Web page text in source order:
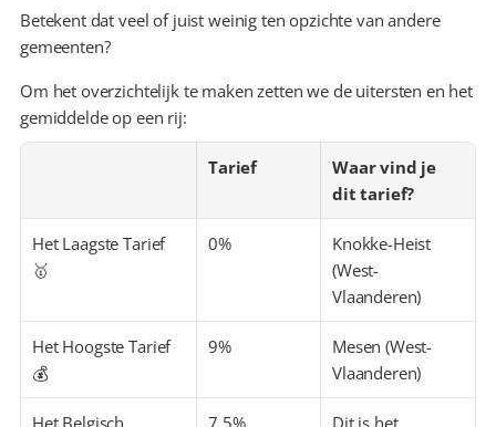
Betekent dat veel of juist weinig ten opzichte van andere
gemeenten?
Om het overzichtelijk te maken zetten we de uitersten en het
gemiddelde op een rij:
Tarief
Waar vind je
dit tarief?
Het Laagste Tarief
🥇
0%
Knokke-Heist
(West-
Vlaanderen)
Het Hoogste Tarief
💰
9%
Mesen (West-
Vlaanderen)
Het Belgisch
7,5%
Dit is het